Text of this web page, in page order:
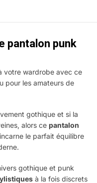
pantalon punk
votre wardrobe avec ce
pour les amateurs de
gothique et si la
alors ce pantalon
le parfait équilibre
gothique et punk
à la fois discrets